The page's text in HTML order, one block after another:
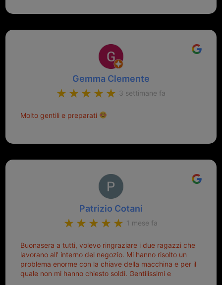
Gemma Clemente
3 settimane fa
Molto gentili e preparati
Patrizio Cotani
1 mese fa
Buonasera a tutti, volevo ringraziare i due ragazzi che
lavorano all’ interno del negozio. Mi hanno risolto un
problema enorme con la chiave della macchina e per il
quale non mi hanno chiesto soldi. Gentilissimi e